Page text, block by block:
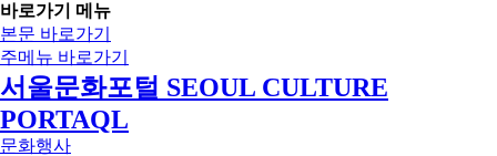
바로가기 메뉴
본문 바로가기
주메뉴 바로가기
서울문화포털 SEOUL CULTURE
PORTAQL
문화행사